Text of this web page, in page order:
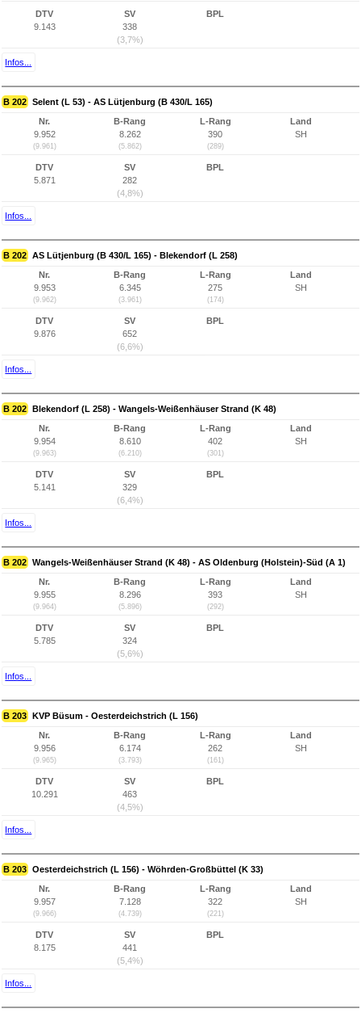
DTV
9.143
SV
338
(3,7%)
BPL
Infos...
B 202 Selent (L 53) - AS Lütjenburg (B 430/L 165)
Nr.
9.952
(9.961)
B-Rang
8.262
(5.862)
L-Rang
390
(289)
Land
SH
DTV
5.871
SV
282
(4,8%)
BPL
Infos...
B 202 AS Lütjenburg (B 430/L 165) - Blekendorf (L 258)
Nr.
9.953
(9.962)
B-Rang
6.345
(3.961)
L-Rang
275
(174)
Land
SH
DTV
9.876
SV
652
(6,6%)
BPL
Infos...
B 202 Blekendorf (L 258) - Wangels-Weißenhäuser Strand (K 48)
Nr.
9.954
(9.963)
B-Rang
8.610
(6.210)
L-Rang
402
(301)
Land
SH
DTV
5.141
SV
329
(6,4%)
BPL
Infos...
B 202 Wangels-Weißenhäuser Strand (K 48) - AS Oldenburg (Holstein)-Süd (A 1)
Nr.
9.955
(9.964)
B-Rang
8.296
(5.896)
L-Rang
393
(292)
Land
SH
DTV
5.785
SV
324
(5,6%)
BPL
Infos...
B 203 KVP Büsum - Oesterdeichstrich (L 156)
Nr.
9.956
(9.965)
B-Rang
6.174
(3.793)
L-Rang
262
(161)
Land
SH
DTV
10.291
SV
463
(4,5%)
BPL
Infos...
B 203 Oesterdeichstrich (L 156) - Wöhrden-Großbüttel (K 33)
Nr.
9.957
(9.966)
B-Rang
7.128
(4.739)
L-Rang
322
(221)
Land
SH
DTV
8.175
SV
441
(5,4%)
BPL
Infos...